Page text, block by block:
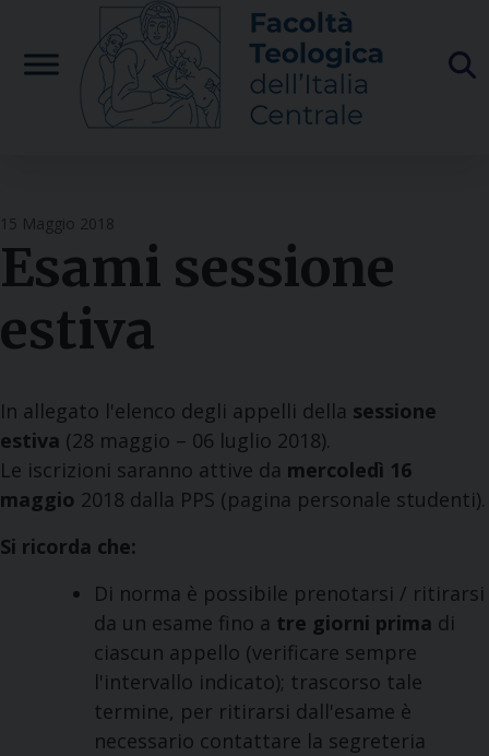
content
15 Maggio 2018
Esami sessione
estiva
In allegato l'elenco degli appelli della sessione
estiva (28 maggio – 06 luglio 2018).
Le iscrizioni saranno attive da mercoledì 16
maggio 2018 dalla PPS (pagina personale studenti).
Si ricorda che:
Di norma è possibile prenotarsi / ritirarsi
da un esame fino a tre giorni prima di
ciascun appello (verificare sempre
l'intervallo indicato); trascorso tale
termine, per ritirarsi dall'esame è
necessario contattare la segreteria